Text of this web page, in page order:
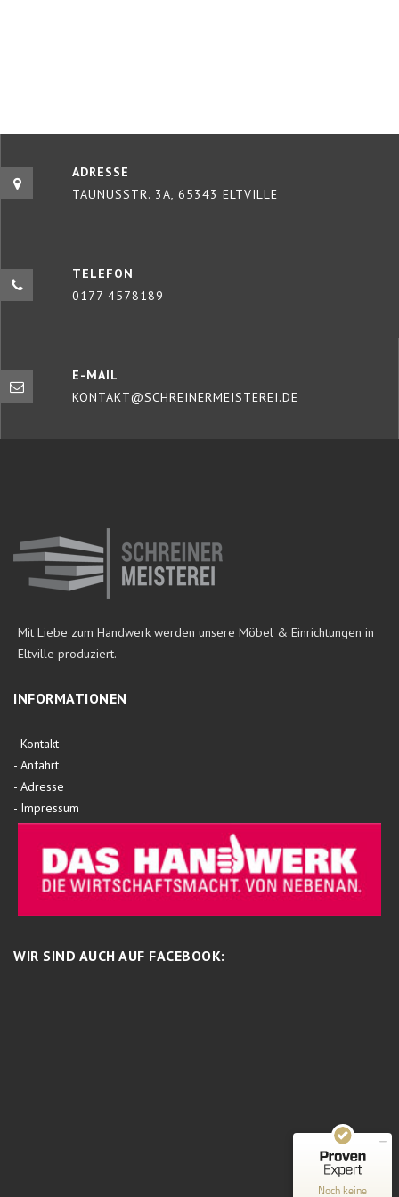
ADRESSE
TAUNUSSTR. 3A, 65343 ELTVILLE
TELEFON
0177 4578189
E-MAIL
KONTAKT@SCHREINERMEISTEREI.DE
Mit Liebe zum Handwerk werden unsere Möbel & Einrichtungen in
Eltville produziert.
INFORMATIONEN
- Kontakt
- Anfahrt
- Adresse
- Impressum
WIR SIND AUCH AUF FACEBOOK:
Noch keine